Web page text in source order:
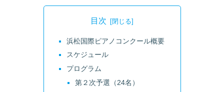
目次
浜松国際ピアノコンクール概要
スケジュール
プログラム
第２次予選（24名）